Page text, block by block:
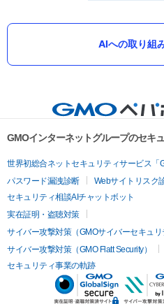
AIへの取り組
GMOインターネットグループのセキ
世界初総合ネットセキュリティサービス「
パスワード漏洩診断
Webサイトリスク
セキュリティ相談AIチャットボット
実在証明・盗聴対策
サイバー攻撃対策（GMOサイバーセキュリ
サイバー攻撃対策（GMO Flatt Security）
セキュリティ事業の軌跡